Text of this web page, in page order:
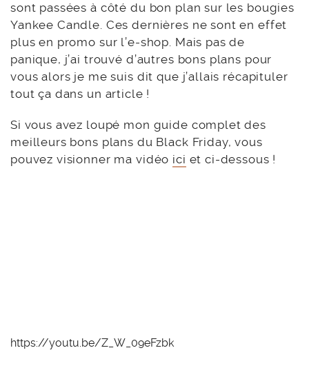
sont passées à côté du bon plan sur les bougies
Yankee Candle. Ces dernières ne sont en effet
plus en promo sur l’e-shop. Mais pas de
panique, j’ai trouvé d’autres bons plans pour
vous alors je me suis dit que j’allais récapituler
tout ça dans un article !
Si vous avez loupé mon guide complet des
meilleurs bons plans du Black Friday, vous
pouvez visionner ma vidéo ici et ci-dessous !
https://youtu.be/Z_W_09eFzbk